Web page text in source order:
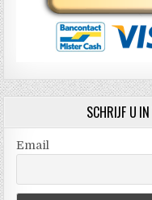
SCHRIJF U
Email